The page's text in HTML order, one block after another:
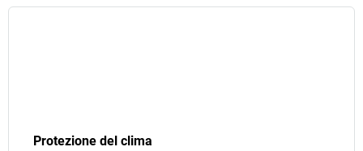
Protezione del clima